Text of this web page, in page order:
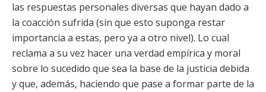
las respuestas personales diversas que hayan dado a
la coacción sufrida (sin que esto suponga restar
importancia a estas, pero ya a otro nivel). Lo cual
reclama a su vez hacer una verdad empírica y moral
sobre lo sucedido que sea la base de la justicia debida
y que, además, haciendo que pase a formar parte de la